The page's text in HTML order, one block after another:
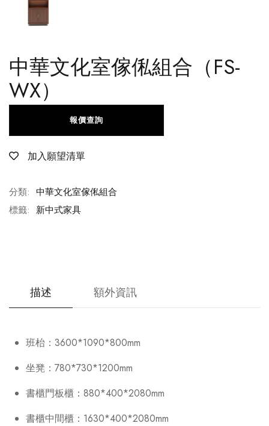
中華文化室傢俬組合（FS-
WX）
加入願望清單
報價查詢
分類: 中華文化室傢俬組合
標籤: 新中式家具
描述 額外資訊
班枱：3600*1090*800mm
坐凳：780*730*1200mm
書櫃門板櫃：880*400*2080mm
書櫃中間櫃：1630*400*2080mm